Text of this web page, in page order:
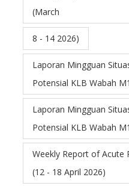
(March
8 - 14 2026)
Laporan Mingguan
Potensial KLB Wabah
Laporan Mingguan
Potensial KLB Wabah
Weekly Report of Acute
(12 - 18 April 2026)